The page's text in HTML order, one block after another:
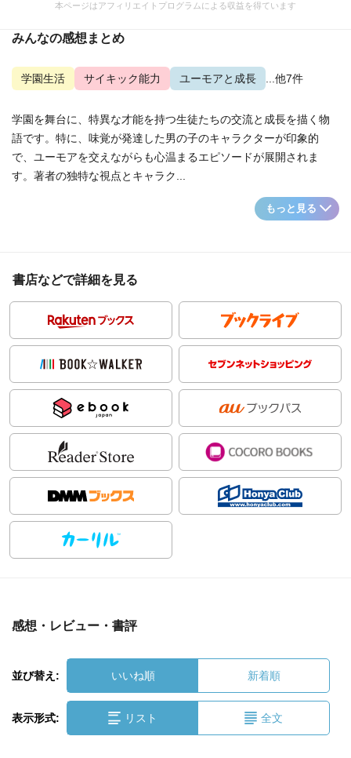
本ページはアフィリエイトプログラムによる収益を得ています
みんなの感想まとめ
学園生活 サイキック能力 ユーモアと成長 ...他7件
学園を舞台に、特異な才能を持つ生徒たちの交流と成長を描く物
語です。特に、味覚が発達した男の子のキャラクターが印象的
で、ユーモアを交えながらも心温まるエピソードが展開されま
す。著者の独特な視点とキャラク...
もっと見る
書店などで詳細を見る
感想・レビュー・書評
並び替え: いいね順 新着順
表示形式: リスト 全文